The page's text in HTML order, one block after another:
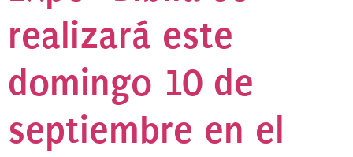
realizará este
domingo 10 de
septiembre en el